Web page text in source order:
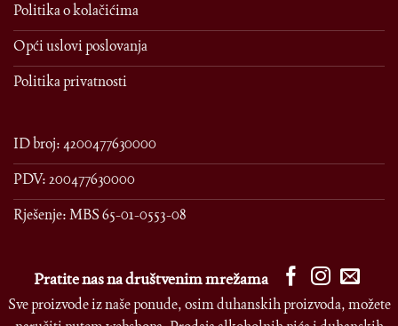
Politika o kolačićima
Opći uslovi poslovanja
Politika privatnosti
ID broj: 4200477630000
PDV: 200477630000
Rješenje: MBS 65-01-0553-08
Pratite nas na društvenim mrežama
Sve proizvode iz naše ponude, osim duhanskih proizvoda, možete